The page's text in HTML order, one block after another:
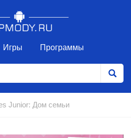
Игры Программы
Junior: Дом семьи